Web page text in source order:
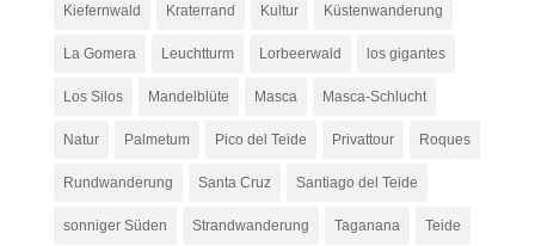
Kiefernwald Kraterrand Kultur Küstenwanderung
La Gomera Leuchtturm Lorbeerwald los gigantes
Los Silos Mandelblüte Masca Masca-Schlucht
Natur Palmetum Pico del Teide Privattour Roques
Rundwanderung Santa Cruz Santiago del Teide
sonniger Süden Strandwanderung Taganana Teide